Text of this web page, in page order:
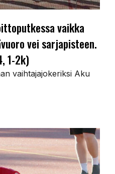
vaikka
vei sarjapisteen.
1-2k)
vaihtajajokeriksi Aku